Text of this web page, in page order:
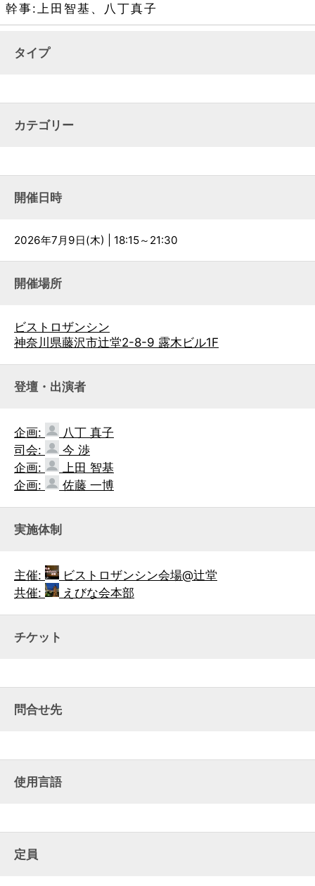
幹事:上田智基、八丁真子
タイプ
カテゴリー
開催日時
2026年7月9日(木) | 18:15～21:30
開催場所
ビストロザンシン
神奈川県藤沢市辻堂2-8-9 露木ビル1F
登壇・出演者
企画:
八丁 真子
司会:
今 渉
企画:
上田 智基
企画:
佐藤 一博
実施体制
主催:
ビストロザンシン会場@辻堂
共催:
えびな会本部
チケット
問合せ先
使用言語
定員